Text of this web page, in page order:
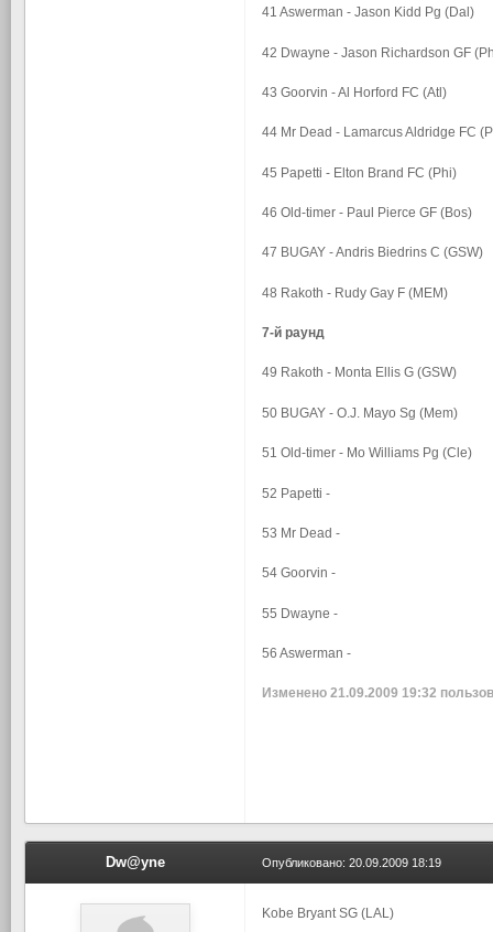
41 Aswerman - Jason Kidd Pg (Dal)
42 Dwayne - Jason Richardson GF
43 Goorvin - Al Horford FC (Atl)
44 Mr Dead - Lamarcus Aldridge FC
45 Papetti - Elton Brand FC (Phi)
46 Old-timer - Paul Pierce GF (Bos)
47 BUGAY - Andris Biedrins C (GSW)
48 Rakoth - Rudy Gay F (MEM)
7-й раунд
49 Rakoth - Monta Ellis G (GSW)
50 BUGAY - O.J. Mayo Sg (Mem)
51 Old-timer - Mo Williams Pg (Cle)
52 Papetti -
53 Mr Dead -
54 Goorvin -
55 Dwayne -
56 Aswerman -
Изменено 21.09.2009 19:32
Dw@yne Опубликовано: 20.09.2009 18:19
Kobe Bryant SG (LAL)